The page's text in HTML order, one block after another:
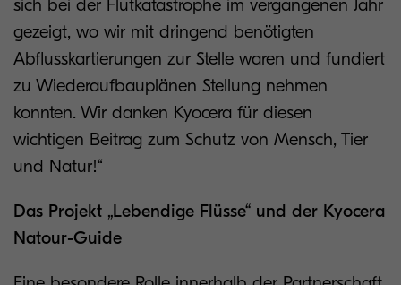
sich bei der Flutkatastrophe im vergangenen Jahr
gezeigt, wo wir mit dringend benötigten
Abflusskartierungen zur Stelle waren und fundiert
zu Wiederaufbauplänen Stellung nehmen
konnten. Wir danken Kyocera für diesen
wichtigen Beitrag zum Schutz von Mensch, Tier
und Natur!“
Das Projekt „Lebendige Flüsse“ und der Kyocera
Natour-Guide